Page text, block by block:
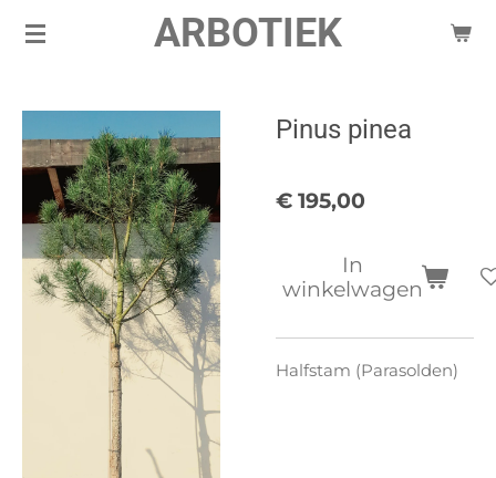
Ga
de
hoofdinhoud
ARBOTIEK
Pinus pinea
€ 195,00
In
winkelwagen
Halfstam (Parasolden)